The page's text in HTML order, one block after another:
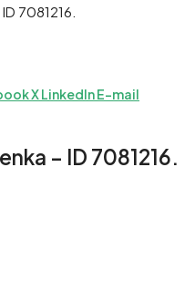
7081216.
XLinkedInE-mail
– ID 7081216.